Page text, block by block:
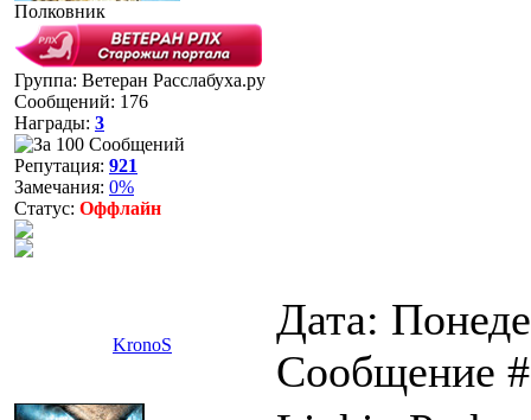
Полковник
Группа: Ветеран Расслабуха.ру
Сообщений: 176
Награды: 3
Репутация: 921
Замечания: 0%
Статус: Оффлайн
KronoS
Дата:
Сообщение